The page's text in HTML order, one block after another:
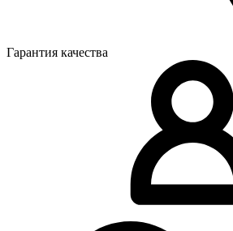
Гарантия качества